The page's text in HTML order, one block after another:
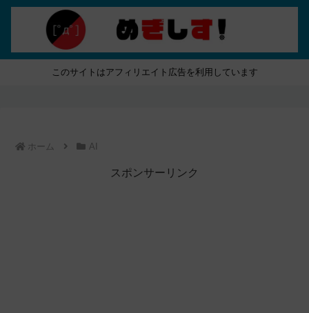
このサイトはアフィリエイト広告を利用しています
ホーム AI
スポンサーリンク